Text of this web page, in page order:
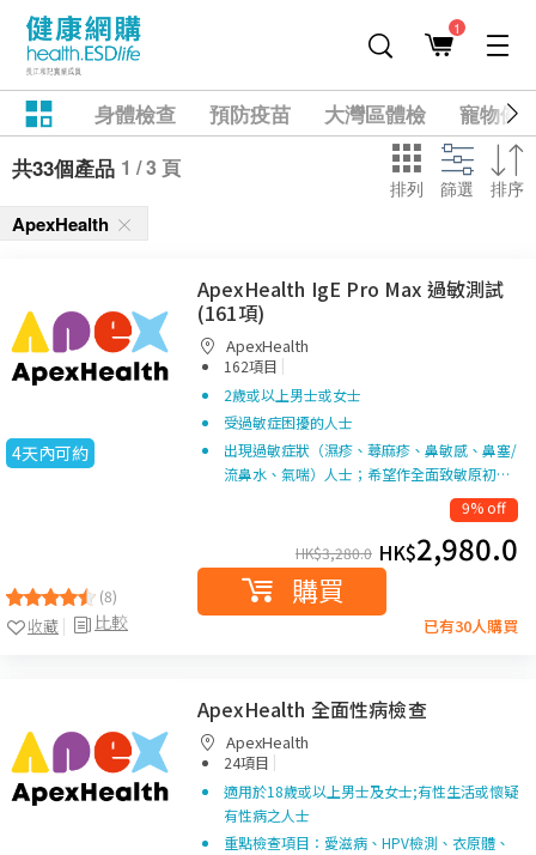
1
身體檢查 預防疫苗 大灣區體檢
寵物健
共33個產品 1 / 3 頁
排列 篩選 排序
ApexHealth
4天內可約
(8)
比較
收藏
ApexHealth IgE Pro Max 過敏測試
(161項)
ApexHealth
162項目 |
2歲或以上男士或女士
受過敏症困擾的人士
出現過敏症狀（濕疹、蕁麻疹、鼻敏感、鼻塞/
流鼻水、氣喘）人士；希望作全面致敏原初…
9% off
HK$3,280.0 HK$2,980.0
購買
已有30人購買
ApexHealth 全面性病檢查
ApexHealth
24項目 |
適用於18歲或以上男士及女士;有性生活或懷疑
有性病之人士
重點檢查項目：愛滋病、HPV檢測、衣原體、